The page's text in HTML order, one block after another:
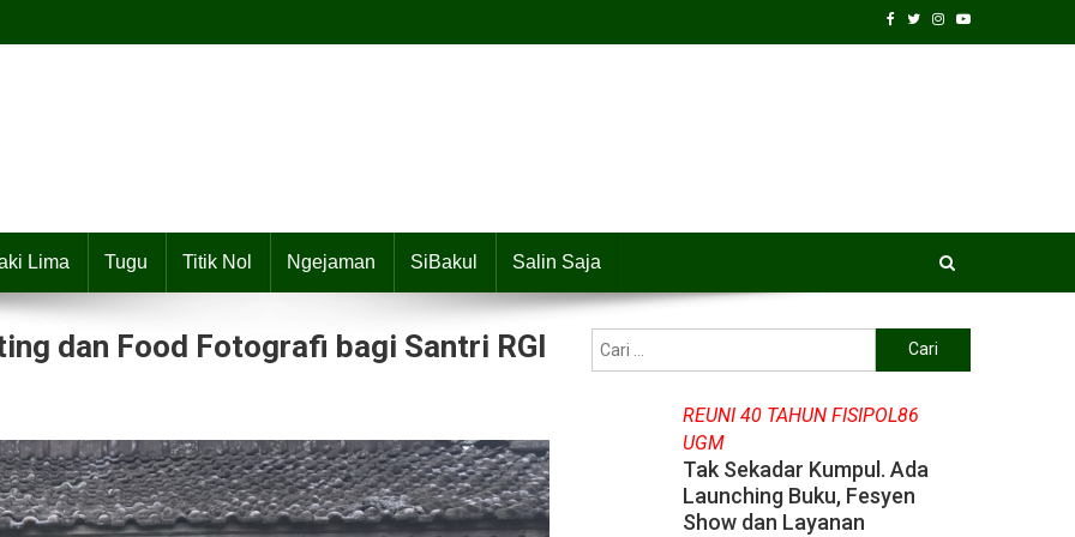
Lima Tugu Titik Nol Ngejaman SiBakul Salin Saja
dan Food Fotografi bagi Santri RGI
untuk:
REUNI 40 TAHUN FISIPOL86
UGM
Tak Sekadar Kumpul. Ada
Launching Buku, Fesyen
Show dan Layanan